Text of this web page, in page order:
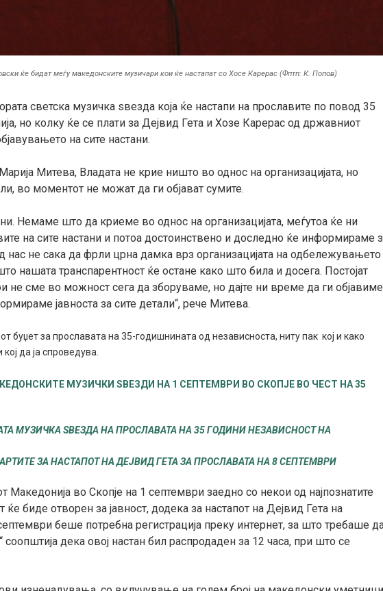
ќе бидат меѓу македонските музичари кои ќе настапат со Хосе Карерас (Фптп: К. Попов)
светска музичка ѕвезда која ќе настапи на прославите по повод 35
но колку ќе се плати за Дејвид Гета и Хозе Карерас од државниот
на сите настани.
Митева, Владата не крие ништо во однос на организацијата, но
во моментот не можат да ги објават сумите.
Немаме што да криеме во однос на организацијата, меѓутоа ќе ни
на сите настани и потоа достоинствено и доследно ќе информираме
нас не сака да фрли црна дамка врз организацијата на одбележувањето
нашата транспарентност ќе остане како што била и досега. Постојат
не сме во можност сега да зборуваме, но дајте ни време да ги објавиме
јавноста за сите детали“, рече Митева.
буџет за прославата на 35-годишнината од независноста, ниту пак кој и како
да ја спроведува.
МУЗИЧКИ ЅВЕЗДИ НА 1 СЕПТЕМВРИ ВО СКОПЈЕ ВО ЧЕСТ НА 35
МУЗИЧКА ЅВЕЗДА НА ПРОСЛАВАТА НА 35 ГОДИНИ НЕЗАВИСНОСТ НА
ЗА НАСТАПОТ НА ДЕЈВИД ГЕТА ЗА ПРОСЛАВАТА НА 8 СЕПТЕМВРИ
Македонија во Скопје на 1 септември заедно со некои од најпознатите
биде отворен за јавност, додека за настапот на Дејвид Гета на
беше потребна регистрација преку интернет, за што требаше
дека овој настан бил распродаден за 12 часа, при што се